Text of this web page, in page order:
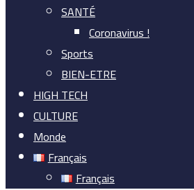
SANTÉ
Coronavirus !
Sports
BIEN-ETRE
HIGH TECH
CULTURE
Monde
Français
Français